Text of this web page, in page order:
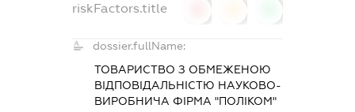
riskFactors.title
dossier.fullName:
ТОВАРИСТВО З ОБМЕЖЕНОЮ
ВІДПОВІДАЛЬНІСТЮ НАУКОВО-
ВИРОБНИЧА ФІРМА "ПОЛІКОМ"